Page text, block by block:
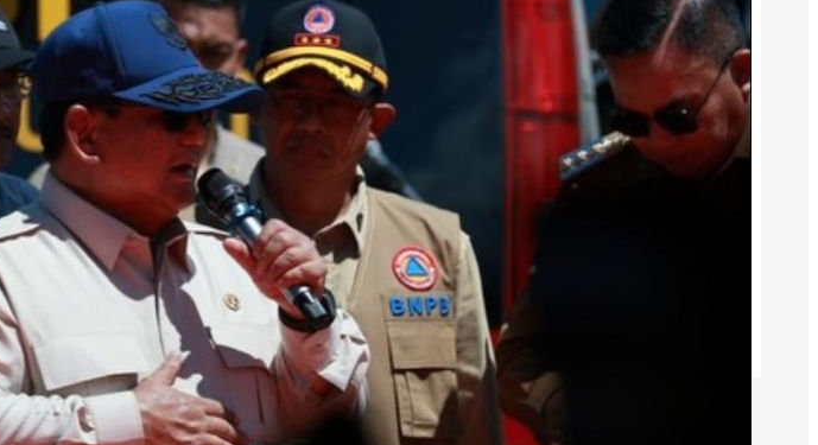
YouTube
August 8, 2026
Alasan Semangka Redakan Pegal
dan Lelah setelah Berjalan
August 7, 2026
Ticya Rilis Single DRIP, Terinspirasi
Lisa BLACKPINK
August 6, 2026